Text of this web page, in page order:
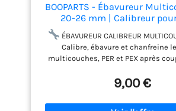
BOOPARTS - Ébavureur
20-26 mm | Calibreur
Multicouches, PER et PEX |
Calibrage et Ébavurage Avant
ÉBAVUREUR CALIBREUR
Calibre, ébavure et chanfreine
multicouches, PER et PEX après
DIAMÈTRES EN UN SEUL OUTIL :
plomberie, chauffage et sanitaire.
9,00 €